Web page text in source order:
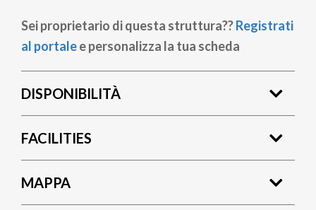
Sei proprietario di questa struttura??Registrati
al portalee personalizza la tua scheda
DISPONIBILITÀ
FACILITIES
MAPPA